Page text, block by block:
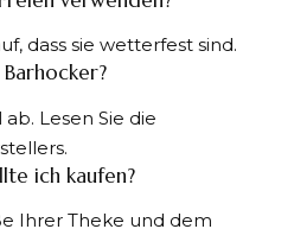
dass sie wetterfest sind.
Lesen Sie die
ich kaufen?
Ihrer Theke und dem